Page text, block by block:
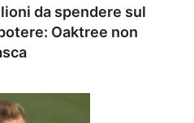
da spendere sul
Oaktree non